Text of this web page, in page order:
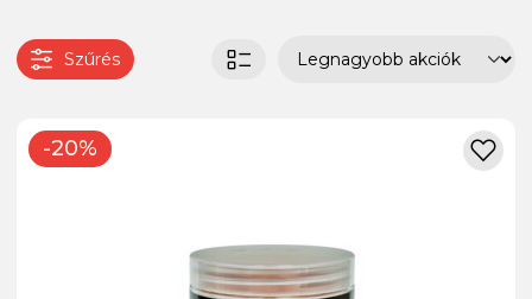
Szűrés
-20%